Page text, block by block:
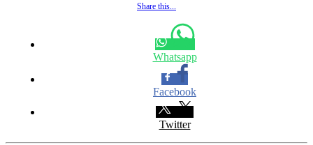
Share this...
Whatsapp
Facebook
Twitter